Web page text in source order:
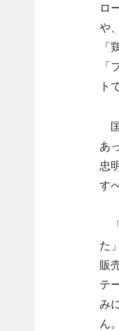
ロ
や
ト
あ
忠
す
た
販
テ
み
ん